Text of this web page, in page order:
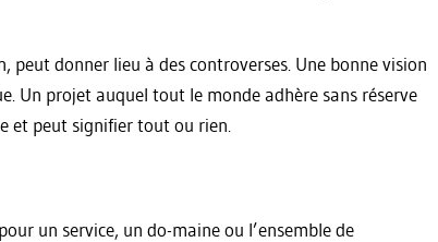
donner lieu à des controverses. Une bonne vision
Un projet auquel tout le monde adhère sans réserve
et peut signifier tout ou rien.
un service, un do-maine ou l’ensemble de